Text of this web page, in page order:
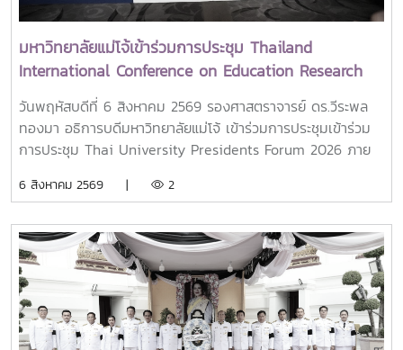
มหาวิทยาลัยแม่โจ้เข้าร่วมการประชุม Thailand
International Conference on Education Research
(ThaiCER) 2026
วันพฤหัสบดีที่ 6 สิงหาคม 2569 รองศาสตราจารย์ ดร.วีระพล
ทองมา อธิการบดีมหาวิทยาลัยแม่โจ้ เข้าร่วมการประชุมเข้าร่วม
การประชุม Thai University Presidents Forum 2026 ภาย
ได้รับเกียรติจาก ศาสตราจารย์ ดร.ยศชนัน วงศ์สวัสดิ์ รองนายก
วิทยาศาสตร์ วิจัยและนวัตกรรม เป็นประธานเปิดงาน ณ โรงแรม
เซ็นทารา แกรนด์ แอท เซ็นทรัลพลาซ่าลาดพร้าว กทม.สำหรับ
การประชุม Thai University Presidential Forum 2026 มี
นายดนุพร ปุณณกันต์ ผู้ช่วยรัฐมนตรีประจำกระทรวง อว.
ทพญ.ศรีญาดา ปาลิมาพันธ์ ที่ปรึกษา รมว.อว. ศ.ดร.ศุภชัย
ปทุมนากุล ปลัดกระทรวง อว. ดร.พันธุ์เพิ่มศักดิ์ อารุณี รองปลัด
6 สิงหาคม 2569 | 2